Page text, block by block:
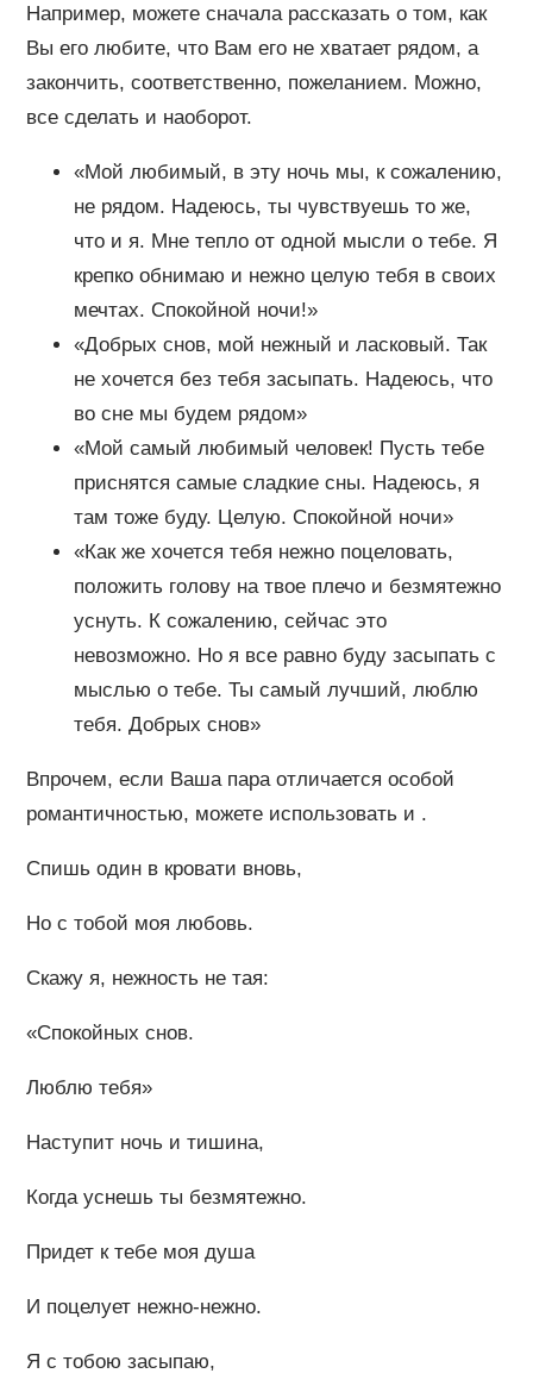
Например, можете сначала рассказать о том, как
Вы его любите, что Вам его не хватает рядом, а
закончить, соответственно, пожеланием. Можно,
все сделать и наоборот.
«Мой любимый, в эту ночь мы, к сожалению,
не рядом. Надеюсь, ты чувствуешь то же,
что и я. Мне тепло от одной мысли о тебе. Я
крепко обнимаю и нежно целую тебя в своих
мечтах. Спокойной ночи!»
«Добрых снов, мой нежный и ласковый. Так
не хочется без тебя засыпать. Надеюсь, что
во сне мы будем рядом»
«Мой самый любимый человек! Пусть тебе
приснятся самые сладкие сны. Надеюсь, я
там тоже буду. Целую. Спокойной ночи»
«Как же хочется тебя нежно поцеловать,
положить голову на твое плечо и безмятежно
уснуть. К сожалению, сейчас это
невозможно. Но я все равно буду засыпать с
мыслью о тебе. Ты самый лучший, люблю
тебя. Добрых снов»
Впрочем, если Ваша пара отличается особой
романтичностью, можете использовать и .
Спишь один в кровати вновь,
Но с тобой моя любовь.
Скажу я, нежность не тая:
«Спокойных снов.
Люблю тебя»
Наступит ночь и тишина,
Когда уснешь ты безмятежно.
Придет к тебе моя душа
И поцелует нежно-нежно.
Я с тобою засыпаю,